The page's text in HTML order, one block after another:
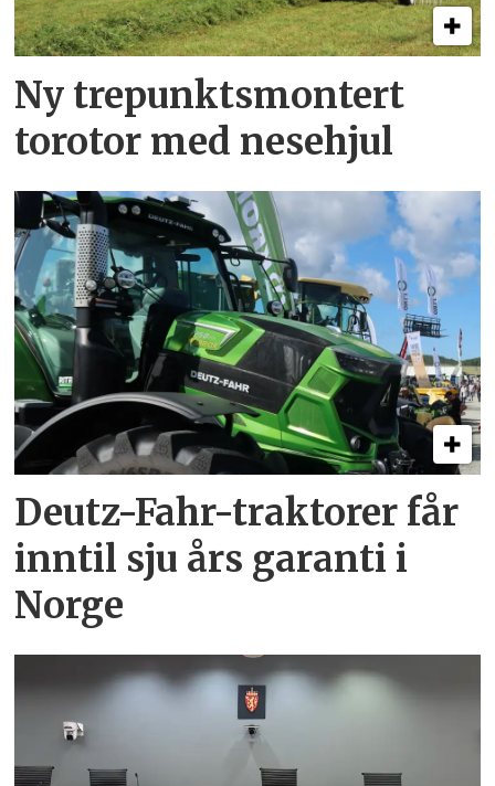
Ny trepunkts­montert
torotor med nesehjul
Deutz-Fahr-traktorer får
inntil sju års garanti i
Norge